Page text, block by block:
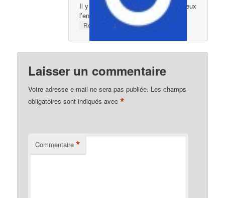
Il y a un code admin sur mon pc je veux
l’enlever
Répondre ↓
Laisser un commentaire
Votre adresse e-mail ne sera pas publiée. Les champs
obligatoires sont indiqués avec*
Commentaire *